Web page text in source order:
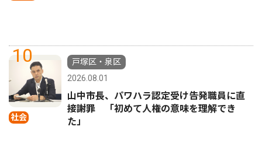
10
社会
戸塚区・泉区
2026.08.01
山中市長、パワハラ認定受け告発職員に直
接謝罪 「初めて人権の意味を理解でき
た」